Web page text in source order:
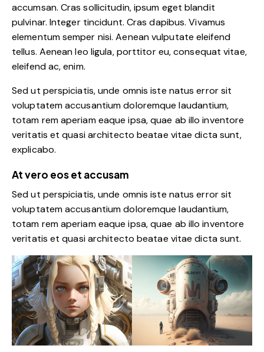
accumsan. Cras sollicitudin, ipsum eget blandit
pulvinar. Integer tincidunt. Cras dapibus. Vivamus
elementum semper nisi. Aenean vulputate eleifend
tellus. Aenean leo ligula, porttitor eu, consequat vitae,
eleifend ac, enim.
Sed ut perspiciatis, unde omnis iste natus error sit
voluptatem accusantium doloremque laudantium,
totam rem aperiam eaque ipsa, quae ab illo inventore
veritatis et quasi architecto beatae vitae dicta sunt,
explicabo.
At vero eos et accusam
Sed ut perspiciatis, unde omnis iste natus error sit
voluptatem accusantium doloremque laudantium,
totam rem aperiam eaque ipsa, quae ab illo inventore
veritatis et quasi architecto beatae vitae dicta sunt.